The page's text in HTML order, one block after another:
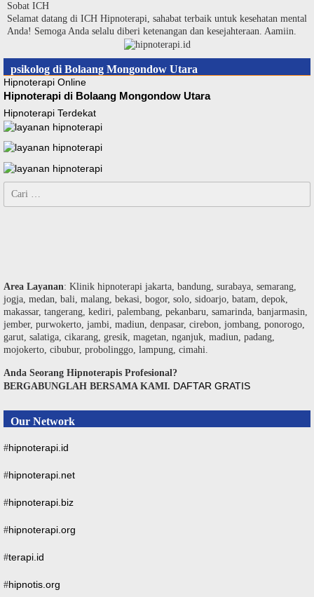
Langsung
ke
konten
Sobat ICH
Selamat datang di ICH Hipnoterapi, sahabat terbaik untuk kesehatan mental
Anda! Semoga Anda selalu diberi ketenangan dan kesejahteraan. Aamiin.
psikolog di Bolaang Mongondow Utara
Hipnoterapi Online
Hipnoterapi di Bolaang Mongondow Utara
Hipnoterapi Terdekat
Cari
untuk:
Area Layanan: Klinik hipnoterapi jakarta, bandung, surabaya, semarang,
jogja, medan, bali, malang, bekasi, bogor, solo, sidoarjo, batam, depok,
makassar, tangerang, kediri, palembang, pekanbaru, samarinda, banjarmasin,
jember, purwokerto, jambi, madiun, denpasar, cirebon, jombang, ponorogo,
garut, salatiga, cikarang, gresik, magetan, nganjuk, madiun, padang,
mojokerto, cibubur, probolinggo, lampung, cimahi.
Anda Seorang Hipnoterapis Profesional?
BERGABUNGLAH BERSAMA KAMI. DAFTAR GRATIS
Our Network
#hipnoterapi.id
#hipnoterapi.net
#hipnoterapi.biz
#hipnoterapi.org
#terapi.id
#hipnotis.org